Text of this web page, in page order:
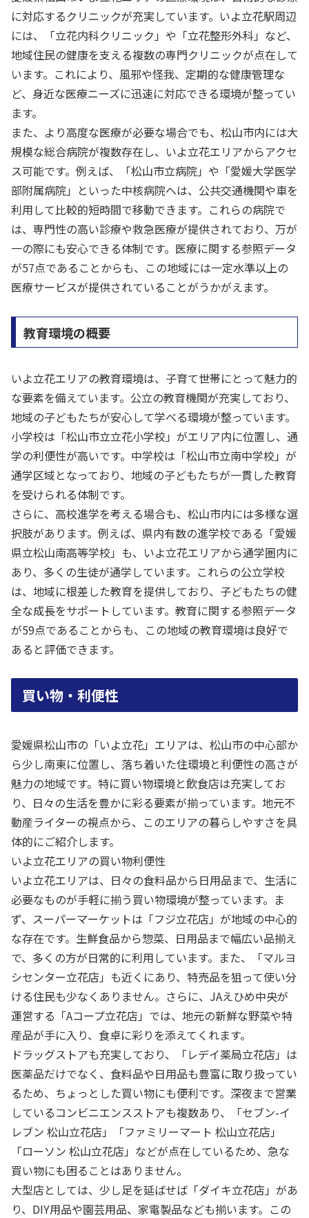
に対応するクリニックが充実しています。いよ立花駅周辺
には、「立花内科クリニック」や「立花整形外科」など、
地域住民の健康を支える複数の専門クリニックが点在して
います。これにより、風邪や怪我、定期的な健康管理な
ど、身近な医療ニーズに迅速に対応できる環境が整ってい
ます。
また、より高度な医療が必要な場合でも、松山市内には大
規模な総合病院が複数存在し、いよ立花エリアからアクセ
ス可能です。例えば、「松山市立病院」や「愛媛大学医学
部附属病院」といった中核病院へは、公共交通機関や車を
利用して比較的短時間で移動できます。これらの病院で
は、専門性の高い診療や救急医療が提供されており、万が
一の際にも安心できる体制です。医療に関する参照データ
が57点であることからも、この地域には一定水準以上の
医療サービスが提供されていることがうかがえます。
教育環境の概要
いよ立花エリアの教育環境は、子育て世帯にとって魅力的
な要素を備えています。公立の教育機関が充実しており、
地域の子どもたちが安心して学べる環境が整っています。
小学校は「松山市立立花小学校」がエリア内に位置し、通
学の利便性が高いです。中学校は「松山市立南中学校」が
通学区域となっており、地域の子どもたちが一貫した教育
を受けられる体制です。
さらに、高校進学を考える場合も、松山市内には多様な選
択肢があります。例えば、県内有数の進学校である「愛媛
県立松山南高等学校」も、いよ立花エリアから通学圏内に
あり、多くの生徒が通学しています。これらの公立学校
は、地域に根差した教育を提供しており、子どもたちの健
全な成長をサポートしています。教育に関する参照データ
が59点であることからも、この地域の教育環境は良好で
あると評価できます。
買い物・利便性
愛媛県松山市の「いよ立花」エリアは、松山市の中心部か
ら少し南東に位置し、落ち着いた住環境と利便性の高さが
魅力の地域です。特に買い物環境と飲食店は充実してお
り、日々の生活を豊かに彩る要素が揃っています。地元不
動産ライターの視点から、このエリアの暮らしやすさを具
体的にご紹介します。
いよ立花エリアの買い物利便性
いよ立花エリアは、日々の食料品から日用品まで、生活に
必要なものが手軽に揃う買い物環境が整っています。ま
ず、スーパーマーケットは「フジ立花店」が地域の中心的
な存在です。生鮮食品から惣菜、日用品まで幅広い品揃え
で、多くの方が日常的に利用しています。また、「マルヨ
シセンター立花店」も近くにあり、特売品を狙って使い分
ける住民も少なくありません。さらに、JAえひめ中央が
運営する「Aコープ立花店」では、地元の新鮮な野菜や特
産品が手に入り、食卓に彩りを添えてくれます。
ドラッグストアも充実しており、「レデイ薬局立花店」は
医薬品だけでなく、食料品や日用品も豊富に取り扱ってい
るため、ちょっとした買い物にも便利です。深夜まで営業
しているコンビニエンスストアも複数あり、「セブン-イ
レブン 松山立花店」「ファミリーマート 松山立花店」
「ローソン 松山立花店」などが点在しているため、急な
買い物にも困ることはありません。
大型店としては、少し足を延ばせば「ダイキ立花店」があ
り、DIY用品や園芸用品、家電製品なども揃います。この